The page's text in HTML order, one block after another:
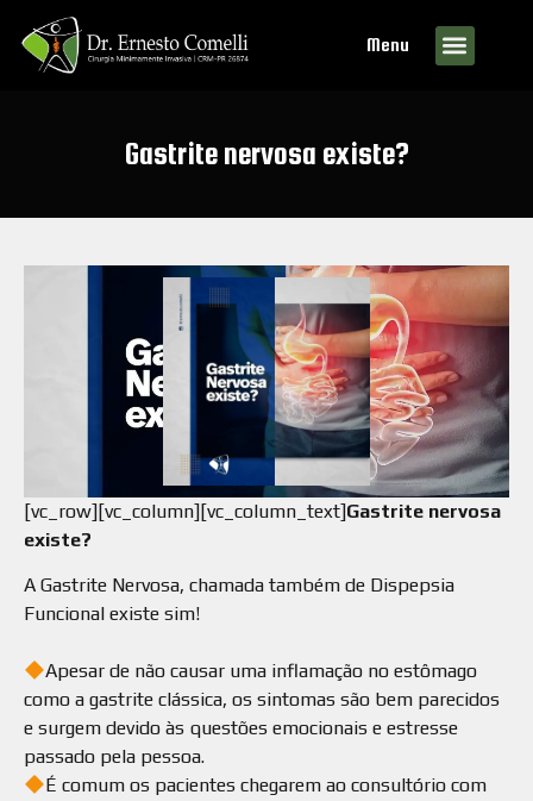
Menu
Gastrite nervosa existe?
[vc_row][vc_column][vc_column_text]Gastrite nervosa
existe?
A Gastrite Nervosa, chamada também de Dispepsia
Funcional existe sim!
Apesar de não causar uma inflamação no estômago
como a gastrite clássica, os sintomas são bem parecidos
e surgem devido às questões emocionais e estresse
passado pela pessoa.
É comum os pacientes chegarem ao consultório com